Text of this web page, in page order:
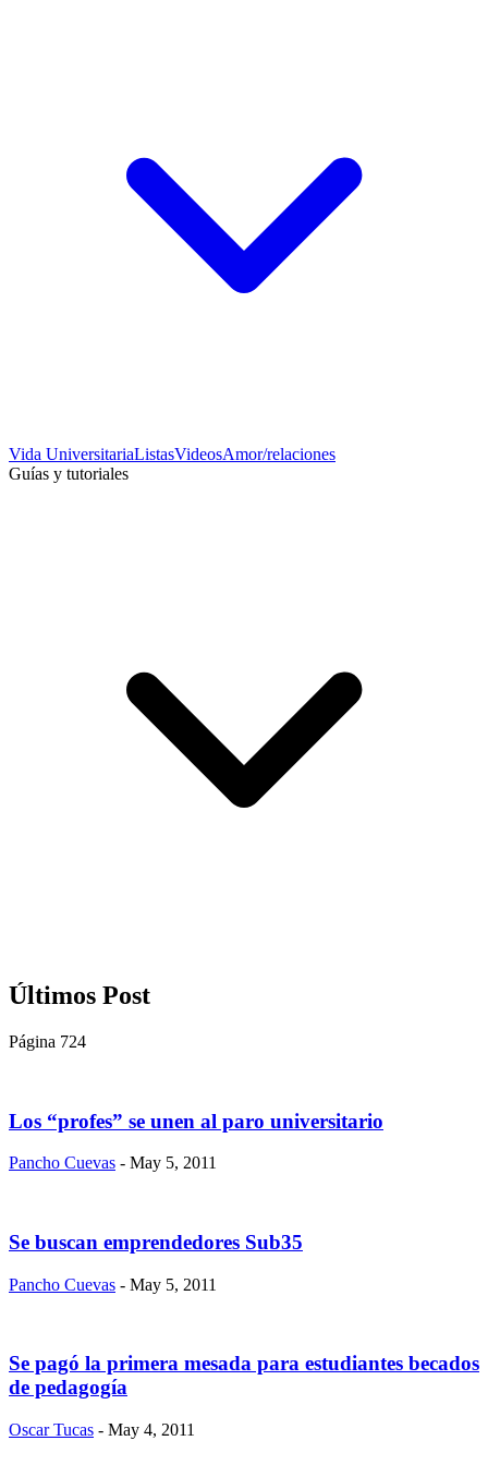
Vida UniversitariaListasVideosAmor/relaciones
Guías y tutoriales
Últimos Post
Página 724
Los “profes” se unen al paro universitario
Pancho Cuevas - May 5, 2011
Se buscan emprendedores Sub35
Pancho Cuevas - May 5, 2011
Se pagó la primera mesada para estudiantes becados
de pedagogía
Oscar Tucas - May 4, 2011